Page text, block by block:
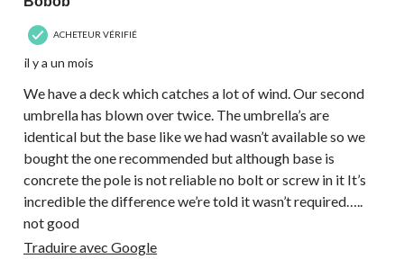
ACHETEUR VÉRIFIÉ
il y a un mois
We have a deck which catches a lot of wind. Our second
umbrella has blown over twice. The umbrella’s are
identical but the base like we had wasn’t available so we
bought the one recommended but although base is
concrete the pole is not reliable no bolt or screw in it It’s
incredible the difference we’re told it wasn’t required…..
not good
Traduire avec Google